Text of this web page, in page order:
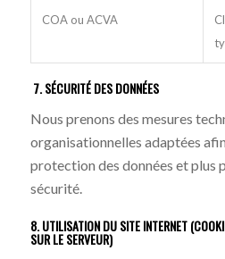
COA ou ACVA
7. SÉCURITÉ DES DONNÉES
Nous prenons des mesures
organisationnelles adaptées
protection des données et plus
sécurité.
8. UTILISATION DU SITE INTERNET
SUR LE SERVEUR)